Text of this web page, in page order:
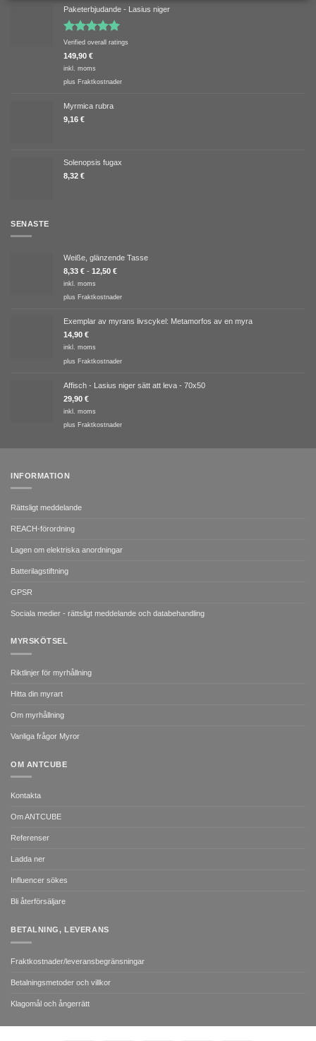
Paketerbjudande - Lasius niger
Betygsatt
5.00av 5
Verified overall ratings
149,90 €
inkl. moms
plus Fraktkostnader
Myrmica rubra
9,16 €
Solenopsis fugax
8,32 €
SENASTE
Weiße, glänzende Tasse
8,33 € - 12,50 €
inkl. moms
plus Fraktkostnader
Exemplar av myrans livscykel: Metamorfos av en myra
14,90 €
inkl. moms
plus Fraktkostnader
Affisch - Lasius niger sätt att leva - 70x50
29,90 €
inkl. moms
plus Fraktkostnader
INFORMATION
Rättsligt meddelande
REACH-förordning
Lagen om elektriska anordningar
Batterilagstiftning
GPSR
Sociala medier - rättsligt meddelande och databehandling
MYRSKÖTSEL
Riktlinjer för myrhållning
Hitta din myrart
Om myrhållning
Vanliga frågor Myror
OM ANTCUBE
Kontakta
Om ANTCUBE
Referenser
Ladda ner
Influencer sökes
Bli återförsäljare
BETALNING, LEVERANS
Fraktkostnader/leveransbegränsningar
Betalningsmetoder och villkor
Klagomål och ångerrätt